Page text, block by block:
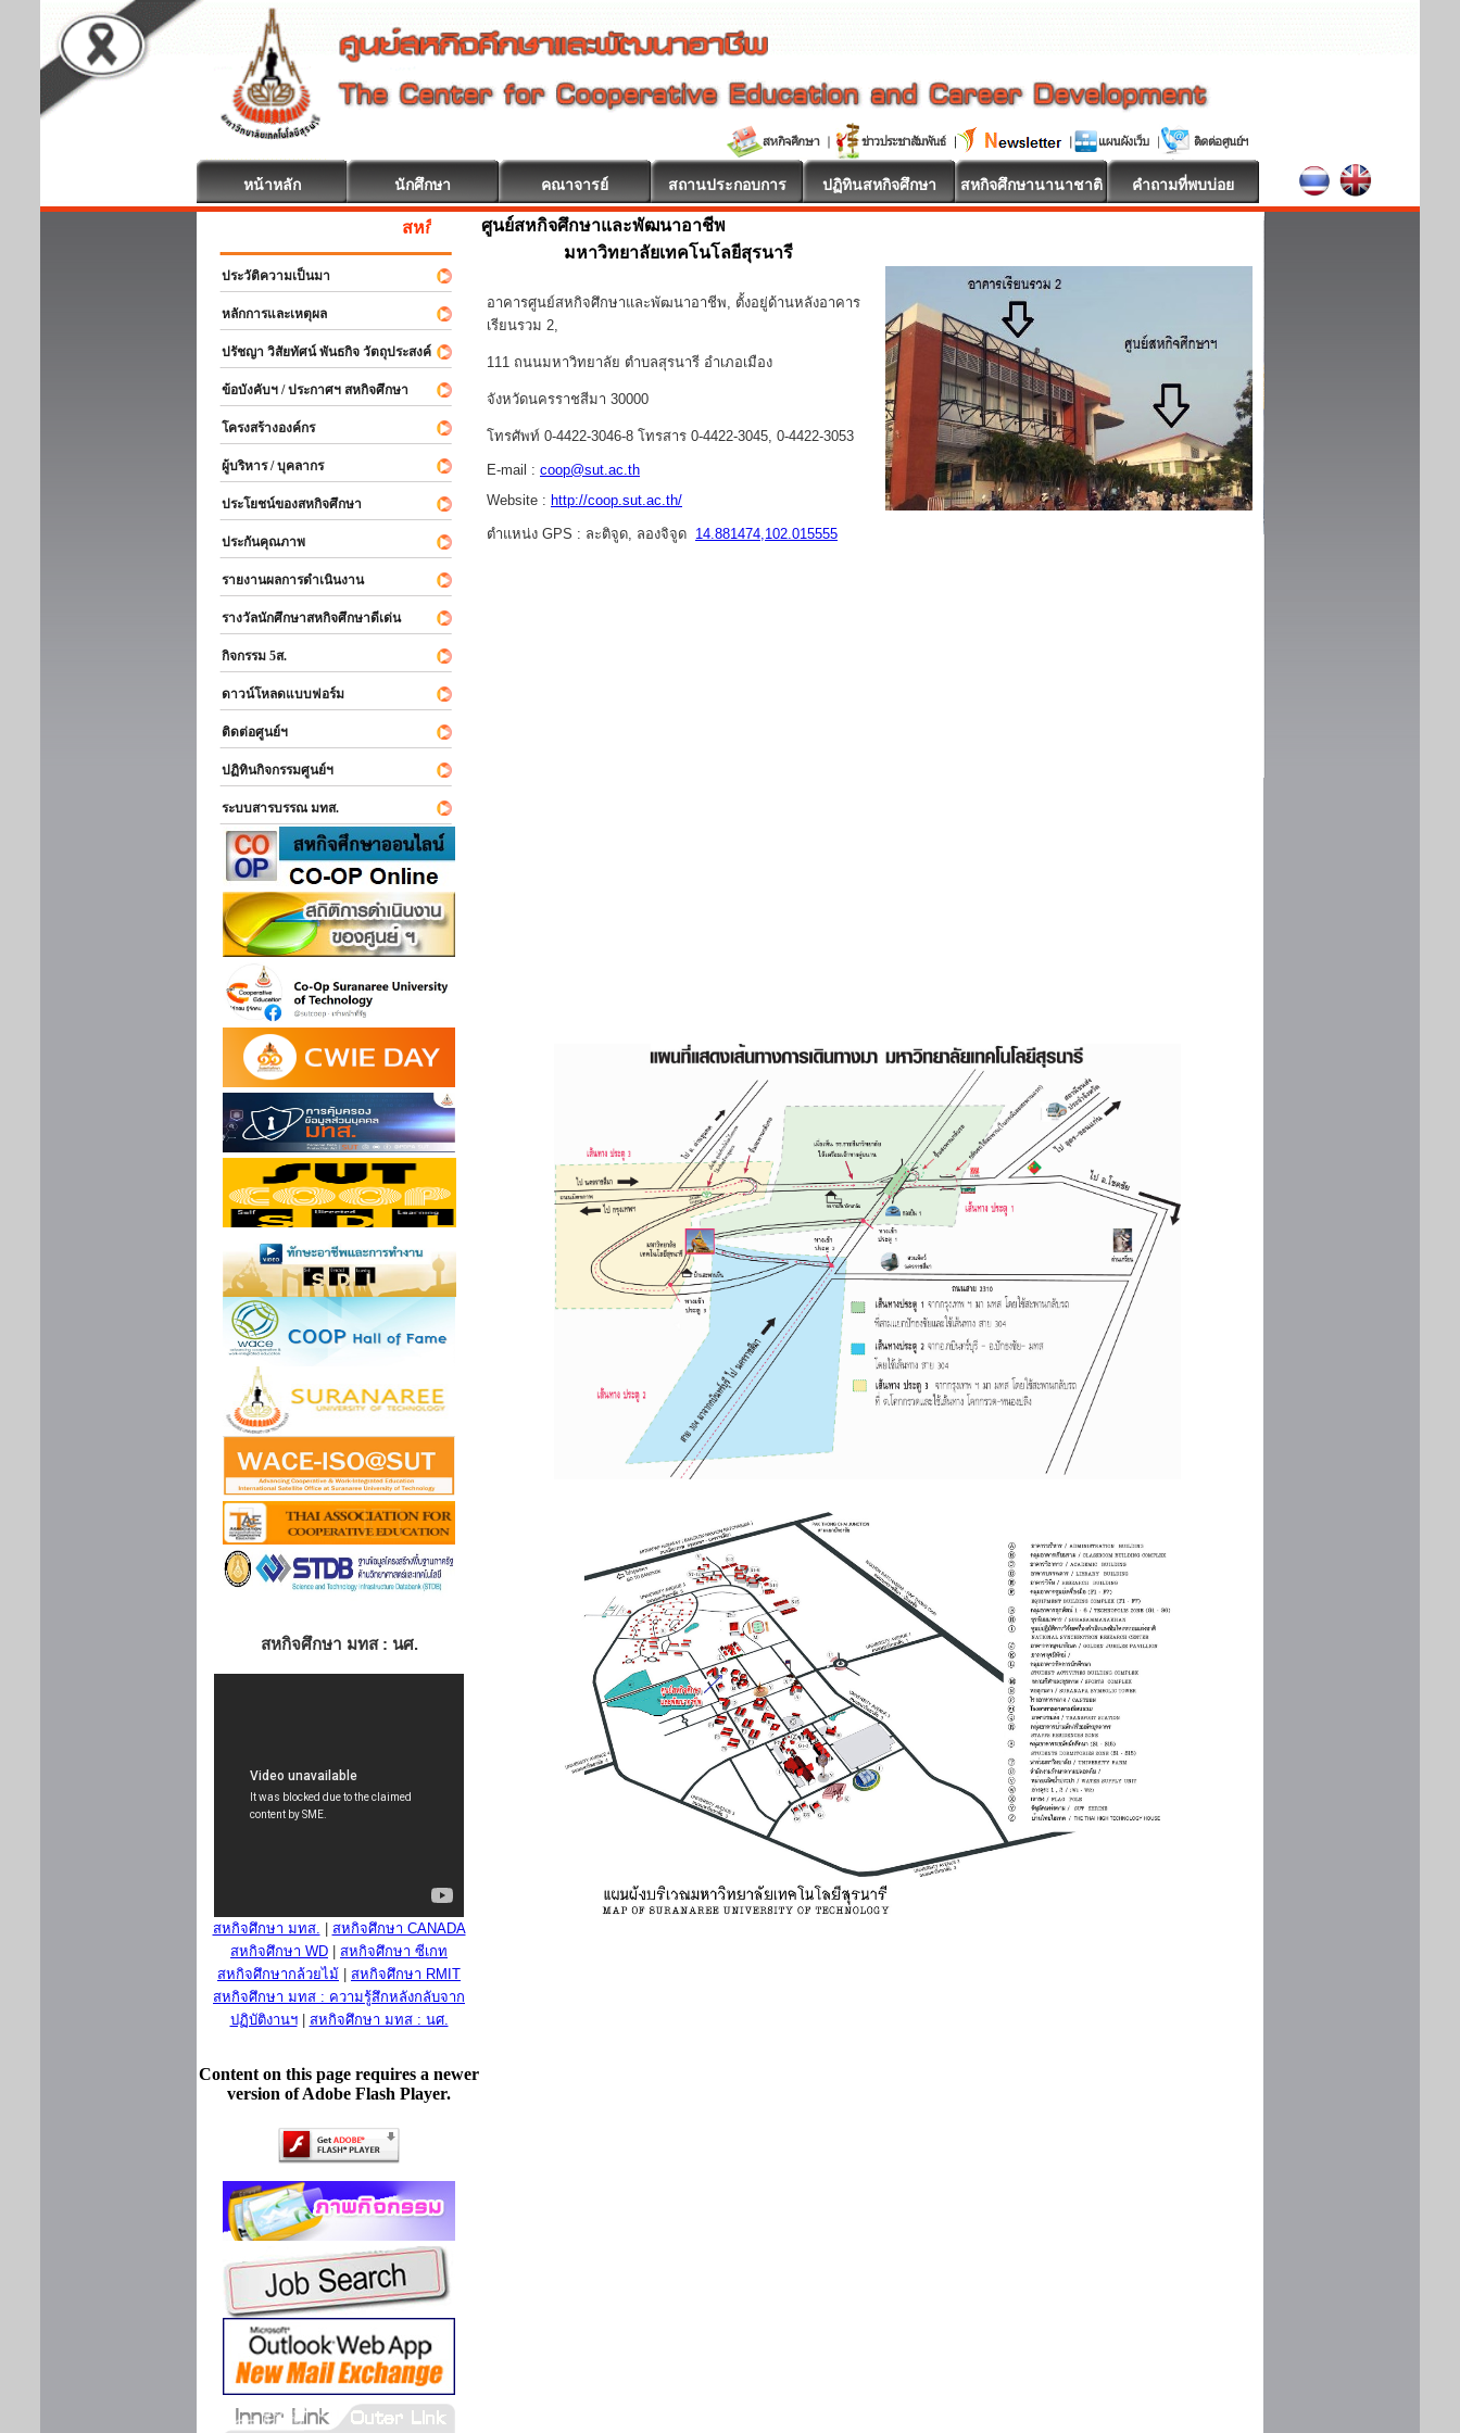
หน้าหลัก นักศึกษา คณาจารย์ สถานประกอบการ ปฏิทินสหกิจศึกษา สหกิจศึกษานานาชาติ คำถามที่พบบ่อย
สหกิจศึกษา ยินดีต้อนรับ
ประวัติความเป็นมา
หลักการและเหตุผล
ปรัชญา วิสัยทัศน์ พันธกิจ วัตถุประสงค์
ข้อบังคับฯ / ประกาศฯ สหกิจศึกษา
โครงสร้างองค์กร
ผู้บริหาร / บุคลากร
ประโยชน์ของสหกิจศึกษา
ประกันคุณภาพ
รายงานผลการดำเนินงาน
รางวัลนักศึกษาสหกิจศึกษาดีเด่น
กิจกรรม 5ส.
ดาวน์โหลดแบบฟอร์ม
ติดต่อศูนย์ฯ
ปฏิทินกิจกรรมศูนย์ฯ
ระบบสารบรรณ มทส.
สหกิจศึกษา มทส : นศ.
สหกิจศึกษา มทส.
สหกิจศึกษา CANADA
สหกิจศึกษา WD
สหกิจศึกษา ซีเกท
สหกิจศึกษากล้วยไม้
สหกิจศึกษา RMIT
สหกิจศึกษา มทส : ความรู้สึกหลังกลับจาก
ปฏิบัติงานฯ| สหกิจศึกษา มทส : นศ.
Content on this page requires a newer
version of Adobe Flash Player.
ศูนย์สหกิจศึกษาและพัฒนาอาชีพ
มหาวิทยาลัยเทคโนโลยีสุรนารี
อาคารศูนย์สหกิจศึกษาและพัฒนาอาชีพ, ตั้งอยู่ด้านหลังอาคาร
เรียนรวม 2,
111 ถนนมหาวิทยาลัย ตำบลสุรนารี อำเภอเมือง
จังหวัดนครราชสีมา 30000
โทรศัพท์ 0-4422-3046-8 โทรสาร 0-4422-3045, 0-4422-3053
E-mail : coop@sut.ac.th
Website : http://coop.sut.ac.th/
ตำแหน่ง GPS : ละติจูด, ลองจิจูด 14.881474,102.015555